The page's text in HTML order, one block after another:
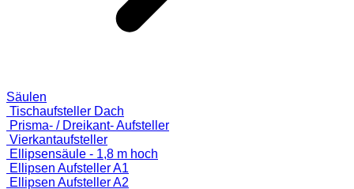
Säulen
Tischaufsteller Dach
Prisma- / Dreikant- Aufsteller
Vierkantaufsteller
Ellipsensäule - 1,8 m hoch
Ellipsen Aufsteller A1
Ellipsen Aufsteller A2